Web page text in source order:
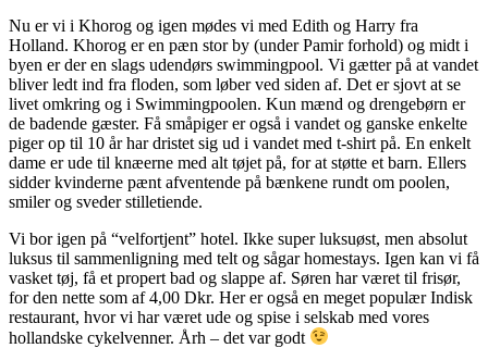
Nu er vi i Khorog og igen mødes vi med Edith og Harry fra
Holland. Khorog er en pæn stor by (under Pamir forhold) og midt i
byen er der en slags udendørs swimmingpool. Vi gætter på at vandet
bliver ledt ind fra floden, som løber ved siden af. Det er sjovt at se
livet omkring og i Swimmingpoolen. Kun mænd og drengebørn er
de badende gæster. Få småpiger er også i vandet og ganske enkelte
piger op til 10 år har dristet sig ud i vandet med t-shirt på. En enkelt
dame er ude til knæerne med alt tøjet på, for at støtte et barn. Ellers
sidder kvinderne pænt afventende på bænkene rundt om poolen,
smiler og sveder stilletiende.
Vi bor igen på “velfortjent” hotel. Ikke super luksuøst, men absolut
luksus til sammenligning med telt og sågar homestays. Igen kan vi få
vasket tøj, få et propert bad og slappe af. Søren har været til frisør,
for den nette som af 4,00 Dkr. Her er også en meget populær Indisk
restaurant, hvor vi har været ude og spise i selskab med vores
hollandske cykelvenner. Årh – det var godt